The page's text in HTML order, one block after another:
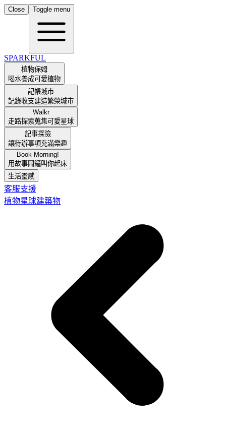
Close Toggle menu
SPARKFUL
植物保姆
喝水養成可愛植物
記帳城市
記錄收支建造繁榮城市
Walkr
走路探索蒐集可愛星球
記事探險
讓待辦事項充滿樂趣
Book Morning!
用故事鬧鐘叫你起床
生活靈感
客服支援
植物星球建築物